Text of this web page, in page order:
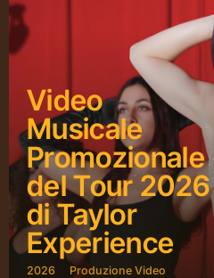
Video
Musicale
Promozionale
del Tour 2026
di Taylor
Experience
2026 Produzione Video